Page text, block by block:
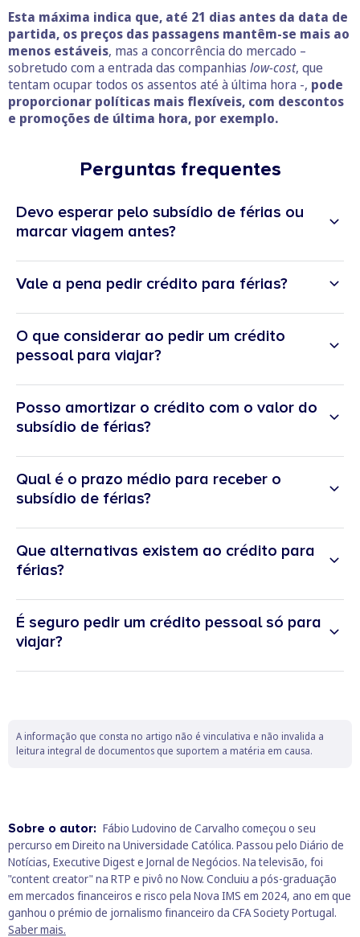
Esta máxima indica que, até 21 dias antes da data de
partida, os preços das passagens mantêm-se mais ao
menos estáveis, mas a concorrência do mercado –
sobretudo com a entrada das companhias low-cost, que
tentam ocupar todos os assentos até à última hora -, pode
proporcionar políticas mais flexíveis, com descontos
e promoções de última hora, por exemplo.
Perguntas frequentes
Devo esperar pelo subsídio de férias ou
marcar viagem antes?
Vale a pena pedir crédito para férias?
O que considerar ao pedir um crédito
pessoal para viajar?
Posso amortizar o crédito com o valor do
subsídio de férias?
Qual é o prazo médio para receber o
subsídio de férias?
Que alternativas existem ao crédito para
férias?
É seguro pedir um crédito pessoal só para
viajar?
A informação que consta no artigo não é vinculativa e não invalida a
leitura integral de documentos que suportem a matéria em causa.
Sobre o autor: Fábio Ludovino de Carvalho começou o seu
percurso em Direito na Universidade Católica. Passou pelo Diário de
Notícias, Executive Digest e Jornal de Negócios. Na televisão, foi
"content creator" na RTP e pivô no Now. Concluiu a pós-graduação
em mercados financeiros e risco pela Nova IMS em 2024, ano em que
ganhou o prémio de jornalismo financeiro da CFA Society Portugal.
Saber mais.